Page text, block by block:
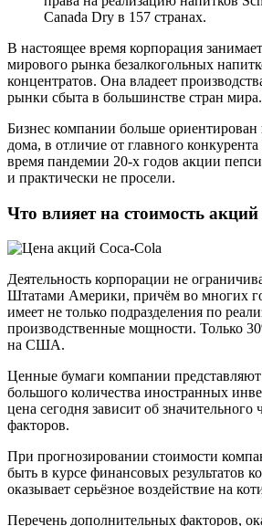
Canada Dry в 157 странах.
В настоящее время корпорация
мирового рынка безалкогольных
концентратов. Она владеет
рынки сбыта в большинстве стран мира.
Бизнес компании больше ориентирован
дома, в отличие от главного
время пандемии 20-х годов акции
и практически не просели.
Что влияет на стоимость
Деятельность корпорации не
Штатами Америки, причём во многих
имеет не только подразделения по
производственные мощности. Только
на США.
Ценные бумаги компании представляют
большого количества иностранных
цена сегодня зависит об
факторов.
При прогнозировании стоимости
быть в курсе финансовых результатов
оказывает серьёзное воздействие на
Перечень дополнительных факторов,